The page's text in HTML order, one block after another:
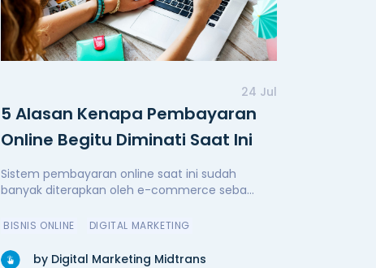
24 Jul
5 Alasan Kenapa Pembayaran
Online Begitu Diminati Saat Ini
Sistem pembayaran online saat ini sudah
banyak diterapkan oleh e-commerce seba...
BISNIS ONLINE DIGITAL MARKETING
by Digital Marketing Midtrans